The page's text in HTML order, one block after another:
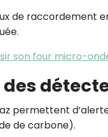
de raccordement
son four micro-
permettent
de carbone).